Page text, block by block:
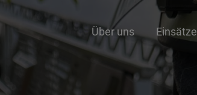
Über uns Einsätze